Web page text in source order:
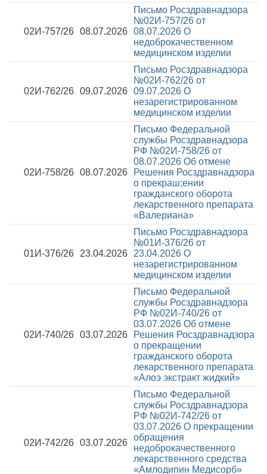
02И-757/26 08.07.2026
Письмо Росздравнадзора
№02И-757/26 от
08.07.2026 О
недоброкачественном
медицинском изделии
02И-762/26 09.07.2026
Письмо Росздравнадзора
№02И-762/26 от
09.07.2026 О
незарегистрированном
медицинском изделии
02И-758/26 08.07.2026
Письмо Федеральной
службы Росздравнадзора
РФ №02И-758/26 от
08.07.2026 Об отмене
Решения Росздравнадзора
о прекраш;ении
гражданского оборота
лекарственного препарата
«Валериана»
01И-376/26 23.04.2026
Письмо Росздравнадзора
№01И-376/26 от
23.04.2026 О
незарегистрированном
медицинском изделии
02И-740/26 03.07.2026
Письмо Федеральной
службы Росздравнадзора
РФ №02И-740/26 от
03.07.2026 Об отмене
Решения Росздравнадзора
о прекращении
гражданского оборота
лекарственного препарата
«Алоэ экстракт жидкий»
02И-742/26 03.07.2026
Письмо Федеральной
службы Росздравнадзора
РФ №02И-742/26 от
03.07.2026 О прекращении
обращения
недоброкачественного
лекарственного средства
«Амлодипин Медисорб»